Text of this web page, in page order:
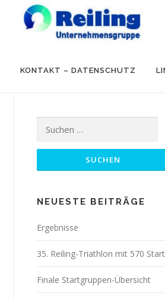
KONTAKT – DATENSCHUTZ
nach:
NEUESTE BEITRÄGE
Ergebnisse
35. Reiling-Triathlon mit 570
Finale Startgruppen-Übersicht